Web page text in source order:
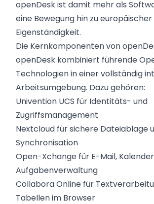
openDesk ist damit mehr als
eine Bewegung hin zu europäischer
Eigenständigkeit.
Die Kernkomponenten von
openDesk kombiniert führende
Technologien in einer vollständig
Arbeitsumgebung. Dazu gehören:
Univention UCS für Identitäts- und
Zugriffsmanagement
Nextcloud für sichere Dateiablage
Synchronisation
Open-Xchange für E-Mail,
Aufgabenverwaltung
Collabora Online für
Tabellen im Browser